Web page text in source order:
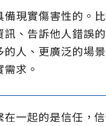
備現實傷害性的。
訊、告訴他人錯誤
的人、更廣泛的場
求。
一起的是信任，